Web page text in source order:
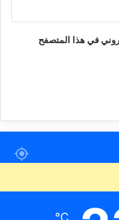
في هذا المتصفح
℃